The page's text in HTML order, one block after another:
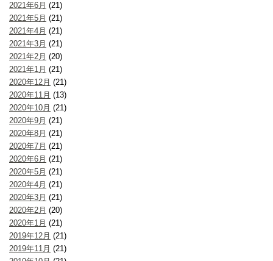
2021年6月 (21)
2021年5月 (21)
2021年4月 (21)
2021年3月 (21)
2021年2月 (20)
2021年1月 (21)
2020年12月 (21)
2020年11月 (13)
2020年10月 (21)
2020年9月 (21)
2020年8月 (21)
2020年7月 (21)
2020年6月 (21)
2020年5月 (21)
2020年4月 (21)
2020年3月 (21)
2020年2月 (20)
2020年1月 (21)
2019年12月 (21)
2019年11月 (21)